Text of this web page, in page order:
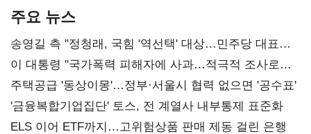
주요 뉴스
송영길 측 "정청래, 국힘 '역선택' 대상…민주당 대표로
총선 지휘 못해"
이 대통령 "국가폭력 피해자에 사과…적극적 조사로
진실 밝혀야"
주택공급 '동상이몽'…정부·서울시 협력 없으면 '공수표'
'금융복합기업집단' 토스, 전 계열사 내부통제 표준화
ELS 이어 ETF까지…고위험상품 판매 제동 걸린 은행